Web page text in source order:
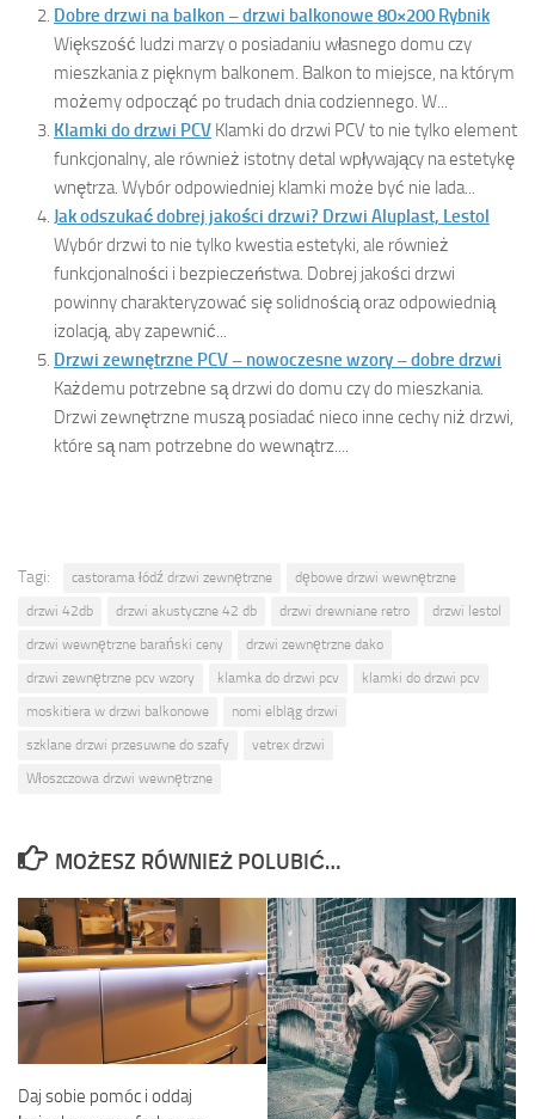
Dobre drzwi na balkon – drzwi balkonowe 80×200 Rybnik
Większość ludzi marzy o posiadaniu własnego domu czy
mieszkania z pięknym balkonem. Balkon to miejsce, na którym
możemy odpocząć po trudach dnia codziennego. W...
Klamki do drzwi PCV Klamki do drzwi PCV to nie tylko element
funkcjonalny, ale również istotny detal wpływający na estetykę
wnętrza. Wybór odpowiedniej klamki może być nie lada...
Jak odszukać dobrej jakości drzwi? Drzwi Aluplast, Lestol
Wybór drzwi to nie tylko kwestia estetyki, ale również
funkcjonalności i bezpieczeństwa. Dobrej jakości drzwi
powinny charakteryzować się solidnością oraz odpowiednią
izolacją, aby zapewnić...
Drzwi zewnętrzne PCV – nowoczesne wzory – dobre drzwi
Każdemu potrzebne są drzwi do domu czy do mieszkania.
Drzwi zewnętrzne muszą posiadać nieco inne cechy niż drzwi,
które są nam potrzebne do wewnątrz....
Tagi: castorama łódź drzwi zewnętrzne
dębowe drzwi wewnętrzne
drzwi 42db
drzwi akustyczne 42 db drzwi drewniane retro
drzwi lestol
drzwi wewnętrzne barański ceny
drzwi zewnętrzne dako
drzwi zewnętrzne pcv wzory
klamka do drzwi pcv
klamki do drzwi pcv
moskitiera w drzwi balkonowe
nomi elbląg drzwi
szklane drzwi przesuwne do szafy
vetrex drzwi
Włoszczowa drzwi wewnętrzne
MOŻESZ RÓWNIEŻ POLUBIĆ…
Daj sobie pomóc i oddaj